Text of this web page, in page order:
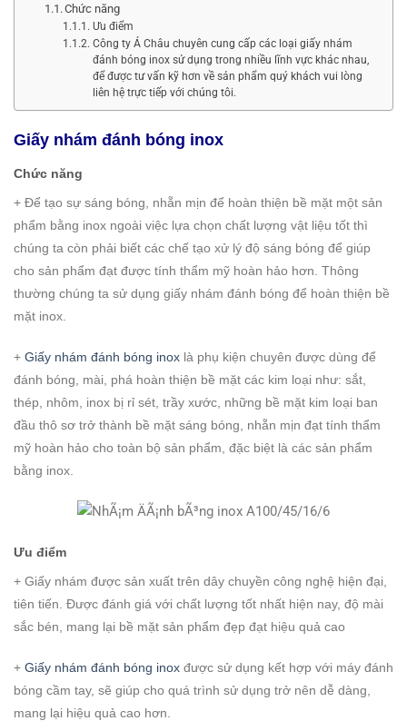
Chức năng
Ưu điểm
Công ty Á Châu chuyên cung cấp các loại giấy nhám
đánh bóng inox sử dụng trong nhiều lĩnh vực khác nhau,
để được tư vấn kỹ hơn về sản phẩm quý khách vui lòng
liên hệ trực tiếp với chúng tôi.
Giấy nhám đánh bóng inox
Chức năng
+ Để tạo sự sáng bóng, nhẵn mịn để hoàn thiện bề mặt một sản
phẩm bằng inox ngoài việc lựa chọn chất lượng vật liệu tốt thì
chúng ta còn phải biết các chế tạo xử lý độ sáng bóng để giúp
cho sản phẩm đạt được tính thẩm mỹ hoàn hảo hơn. Thông
thường chúng ta sử dụng giấy nhám đánh bóng để hoàn thiện bề
mặt inox.
+ Giấy nhám đánh bóng inox là phụ kiện chuyên được dùng để
đánh bóng, mài, phá hoàn thiện bề mặt các kim loại như: sắt,
thép, nhôm, inox bị rỉ sét, trầy xước, những bề mặt kim loại ban
đầu thô sơ trở thành bề mặt sáng bóng, nhẵn mịn đạt tính thẩm
mỹ hoàn hảo cho toàn bộ sản phẩm, đặc biệt là các sản phẩm
bằng inox.
Ưu điểm
+ Giấy nhám được sản xuất trên dây chuyền công nghệ hiện đại,
tiên tiến. Được đánh giá với chất lượng tốt nhất hiện nay, độ mài
sắc bén, mang lại bề mặt sản phẩm đẹp đạt hiệu quả cao
+ Giấy nhám đánh bóng inox được sử dụng kết hợp với máy đánh
bóng cầm tay, sẽ giúp cho quá trình sử dụng trở nên dễ dàng,
mang lại hiệu quả cao hơn.